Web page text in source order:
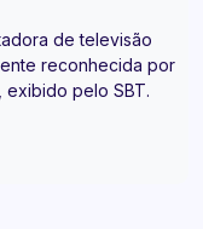
de televisão
reconhecida por
exibido pelo SBT.